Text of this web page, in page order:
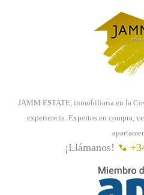
JAMM ESTATE, inmobiliaria en la
experiencia. Expertos en compra,
¡Llámanos!